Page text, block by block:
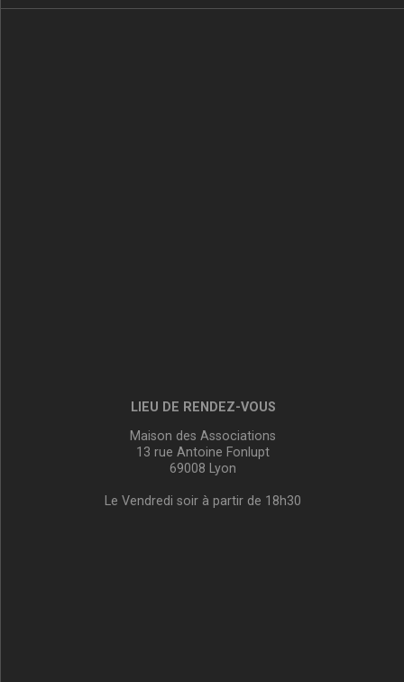
LIEU DE RENDEZ-VOUS
Maison des Associations
13 rue Antoine Fonlupt
69008 Lyon
Le Vendredi soir à partir de 18h30